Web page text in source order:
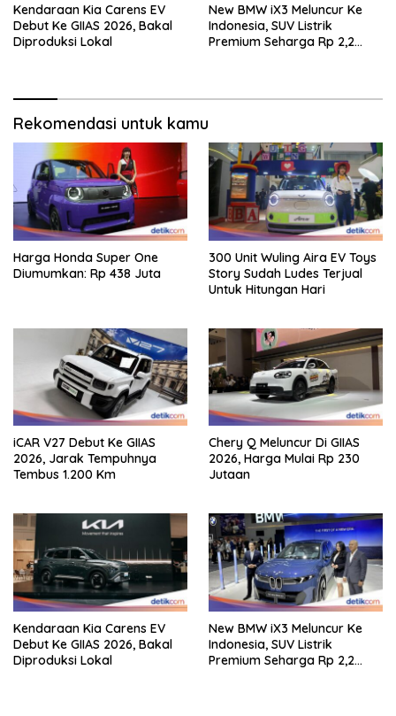
Kendaraan Kia Carens EV
Debut Ke GIIAS 2026, Bakal
Diproduksi Lokal
New BMW iX3 Meluncur Ke
Indonesia, SUV Listrik
Premium Seharga Rp 2,2
Rekomendasi untuk kamu
Harga Honda Super One
Diumumkan: Rp 438 Juta
300 Unit Wuling Aira EV Toys
Story Sudah Ludes Terjual
Untuk Hitungan Hari
iCAR V27 Debut Ke GIIAS
2026, Jarak Tempuhnya
Tembus 1.200 Km
Chery Q Meluncur Di GIIAS
2026, Harga Mulai Rp 230
Jutaan
Kendaraan Kia Carens EV
Debut Ke GIIAS 2026, Bakal
Diproduksi Lokal
New BMW iX3 Meluncur Ke
Indonesia, SUV Listrik
Premium Seharga Rp 2,2